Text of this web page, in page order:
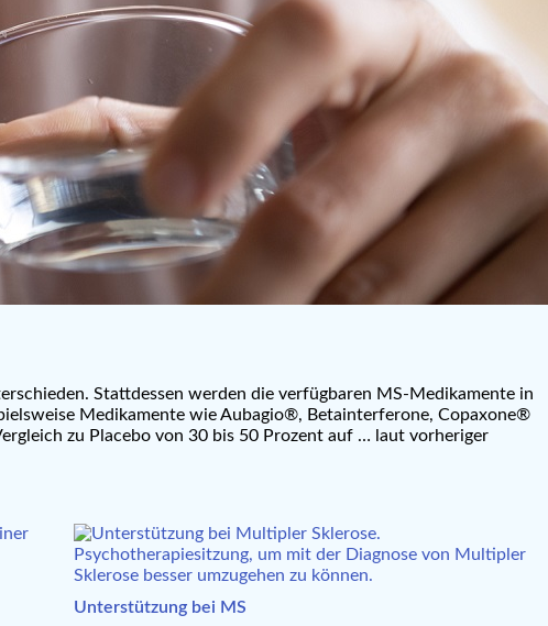
Stattdessen werden die verfügbaren MS-Medikamente in
Medikamente wie Aubagio®, Betainterferone, Copaxone®
zu Placebo von 30 bis 50 Prozent auf … laut vorheriger
Unterstützung bei MS